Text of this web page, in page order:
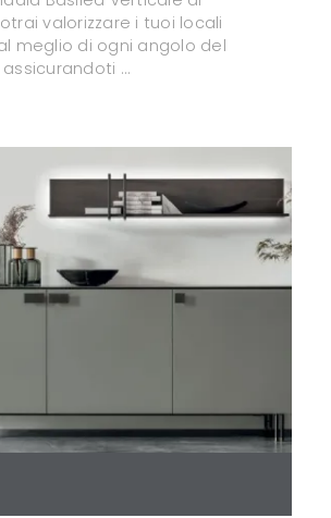
valorizzare i tuoi locali
meglio di ogni angolo del
...